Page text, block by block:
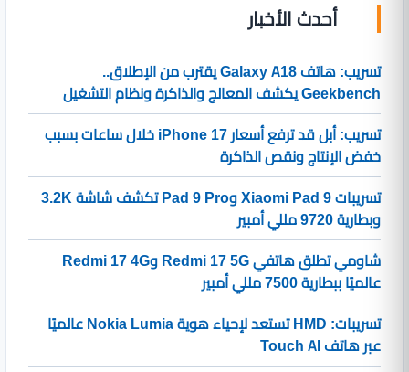
أحدث الأخبار
تسريب: هاتف Galaxy A18 يقترب من الإطلاق..
Geekbench يكشف المعالج والذاكرة ونظام التشغيل
تسريب: أبل قد ترفع أسعار iPhone 17 خلال ساعات بسبب
خفض الإنتاج ونقص الذاكرة
تسريبات Xiaomi Pad 9 وPad 9 Pro تكشف شاشة 3.2K
وبطارية 9720 مللي أمبير
شاومي تطلق هاتفي Redmi 17 5G وRedmi 17 4G
عالميًا ببطارية 7500 مللي أمبير
تسريبات: HMD تستعد لإحياء هوية Nokia Lumia عالميًا
عبر هاتف Touch AI